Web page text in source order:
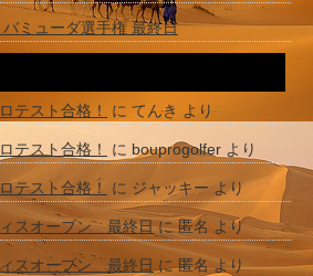
ミューダ選手権 最終日
テスト合格！ に てんき より
テスト合格！ に bouprogolfer より
テスト合格！ に ジャッキーより
スオープン 最終日に匿名 より
スオープン 最終日 に匿名より